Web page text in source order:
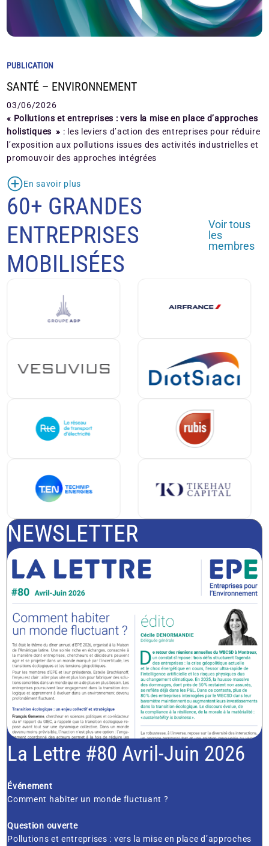
PUBLICATION
SANTÉ – ENVIRONNEMENT
03/06/2026
« Pollutions et entreprises : vers la mise en place d’approches
holistiques » : les leviers d’action des entreprises pour réduire
l’exposition aux pollutions issues des activités industrielles et
promouvoir des approches intégrées
En savoir plus
60+ GRANDES
ENTREPRISES
MOBILISÉES
Voir tous
les
membres
NEWSLETTER
La Lettre #80 Avril-Juin 2026
Événement
Comment habiter un monde fluctuant ?
Question ouverte
Pollutions et entreprises : vers la mise en place d’approches